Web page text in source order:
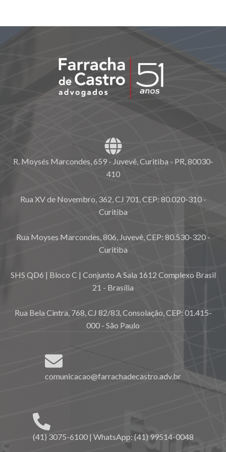
R. Moysés Marcondes, 659 - Juvevê, Curitiba - PR, 80030-
410
Rua XV de Novembro, 362, CJ 701, CEP: 80.020-310 -
Curitiba
Rua Moyses Marcondes, 806, Juvevê, CEP: 80.530-320 -
Curitiba
SHS QD6 | Bloco C | Conjunto A Sala 1612 Complexo Brasil
21 - Brasília
Rua Bela Cintra, 768, CJ 82/83, Consolação, CEP: 01.415-
000 - São Paulo
comunicacao@farrachadecastro.adv.br
(41) 3075-6100 | WhatsApp: (41) 99514-0048